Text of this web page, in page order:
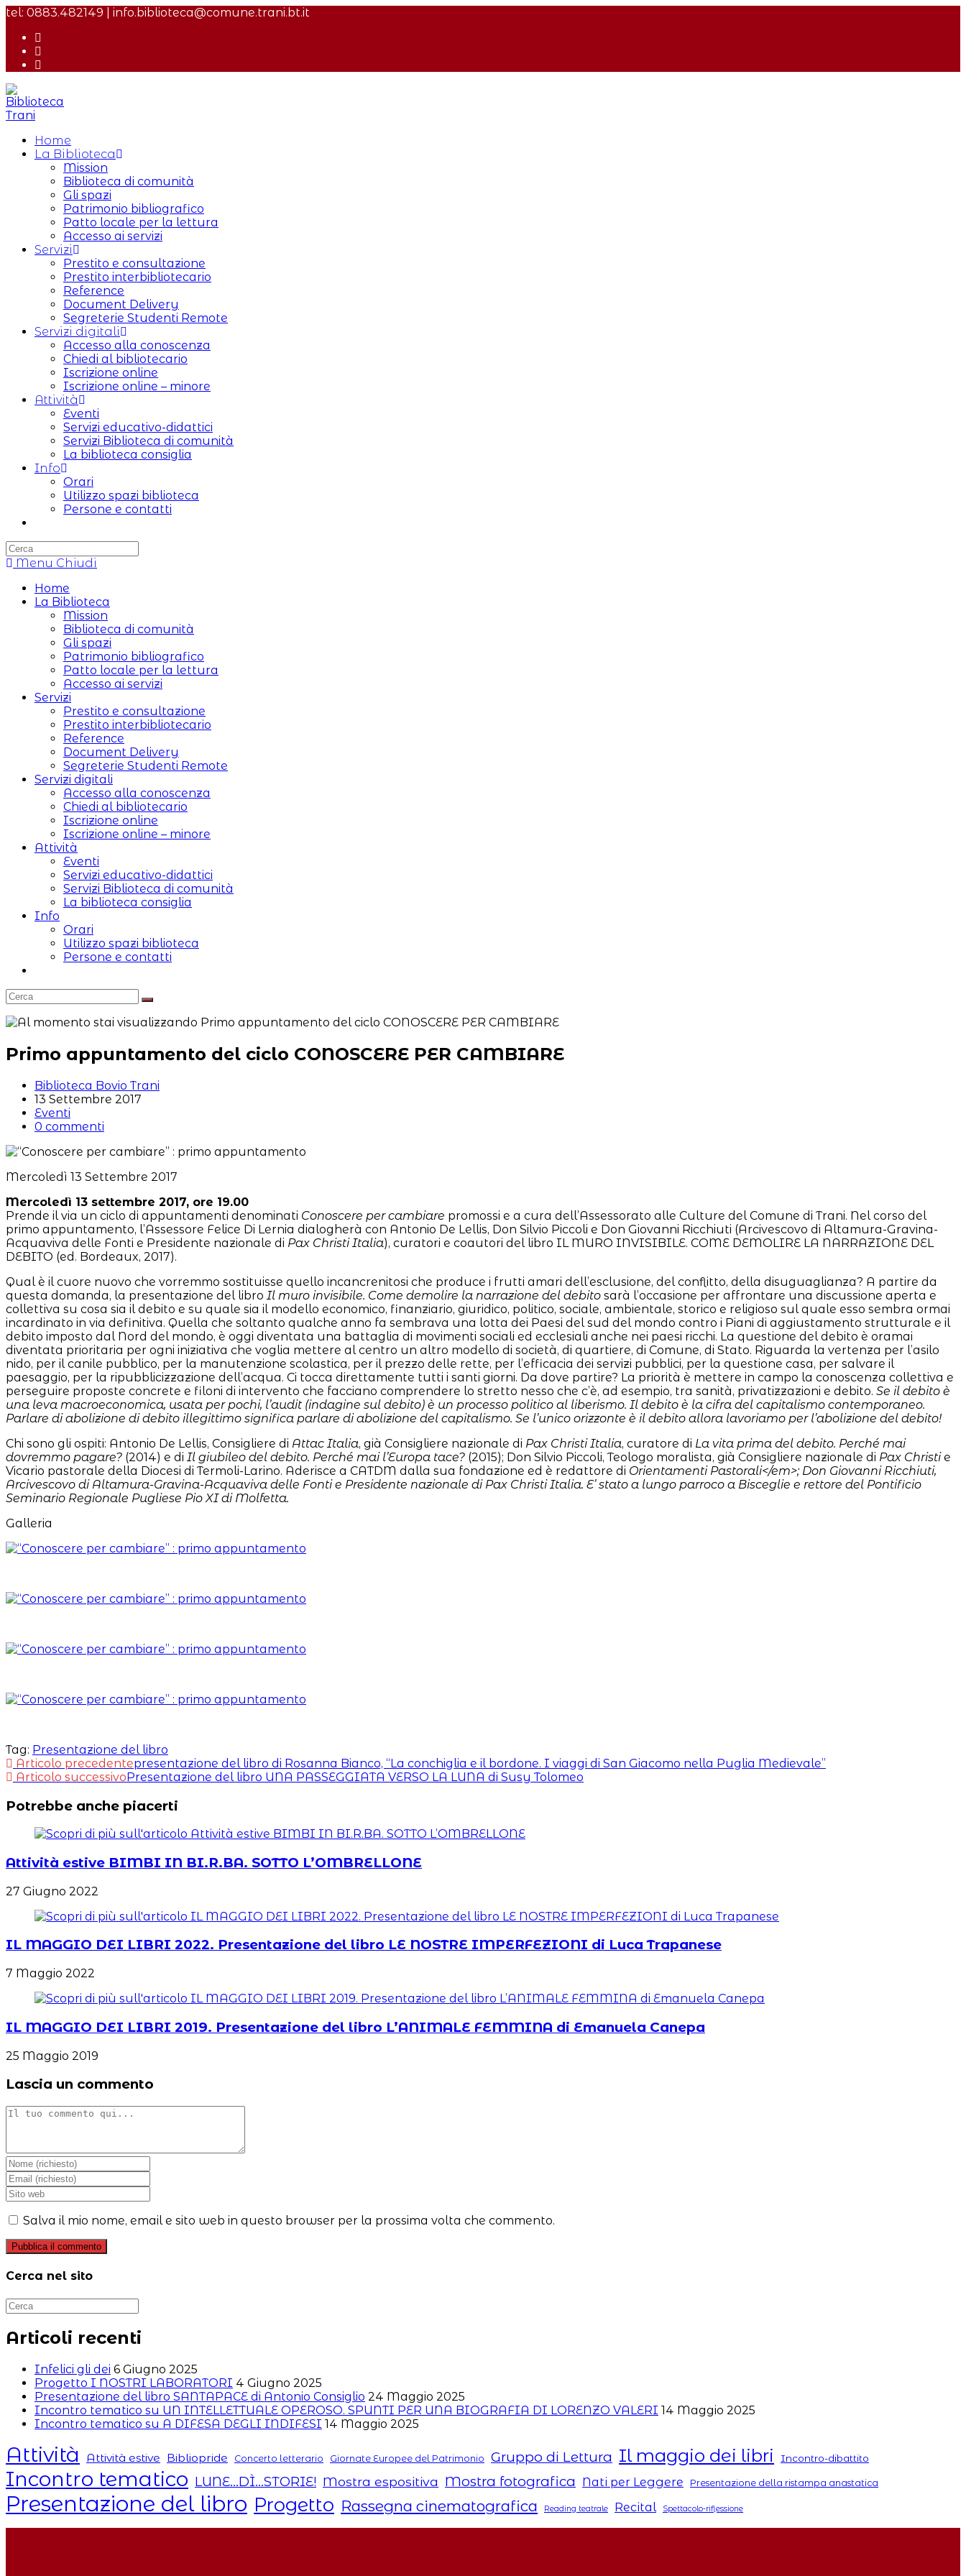
Salta
contenuto
tel: 0883.482149 | info.biblioteca@comune.trani.bt.it
Home
La Biblioteca
Mission
Biblioteca di comunità
Gli spazi
Patrimonio bibliografico
Patto locale per la lettura
Accesso ai servizi
Servizi
Prestito e consultazione
Prestito interbibliotecario
Reference
Document Delivery
Segreterie Studenti Remote
Servizi digitali
Accesso alla conoscenza
Chiedi al bibliotecario
Iscrizione online
Iscrizione online – minore
Attività
Eventi
Servizi educativo-didattici
Servizi Biblioteca di comunità
La biblioteca consiglia
Info
Orari
Utilizzo spazi biblioteca
Persone e contatti
sul
web
Menu Chiudi
Home
La Biblioteca
Mission
Biblioteca di comunità
Gli spazi
Patrimonio bibliografico
Patto locale per la lettura
Accesso ai servizi
Servizi
Prestito e consultazione
Prestito interbibliotecario
Reference
Document Delivery
Segreterie Studenti Remote
Servizi digitali
Accesso alla conoscenza
Chiedi al bibliotecario
Iscrizione online
Iscrizione online – minore
Attività
Eventi
Servizi educativo-didattici
Servizi Biblioteca di comunità
La biblioteca consiglia
Info
Orari
Utilizzo spazi biblioteca
Persone e contatti
sito
Primo appuntamento del ciclo CONOSCERE PER CAMBIARE
Autore
dell'articolo:
Biblioteca Bovio Trani
Articolo
pubblicato:
13 Settembre 2017
Categoria
dell'articolo:
Eventi
Commenti
0 commenti
Mercoledì 13 Settembre 2017
Mercoledì 13 settembre 2017, ore 19.00
Prende il via un ciclo di appuntamenti denominati Conoscere per cambiare promossi e a cura dell’Assessorato alle Culture del Comune di Trani. Nel corso del
primo appuntamento, l’Assessore Felice Di Lernia dialogherà con Antonio De Lellis, Don Silvio Piccoli e Don Giovanni Ricchiuti (Arcivescovo di Altamura-Gravina-
Acquaviva delle Fonti e Presidente nazionale di Pax Christi Italia), curatori e coautori del libro IL MURO INVISIBILE. COME DEMOLIRE LA NARRAZIONE DEL
DEBITO (ed. Bordeaux, 2017).
Qual è il cuore nuovo che vorremmo sostituisse quello incancrenitosi che produce i frutti amari dell’esclusione, del conflitto, della disuguaglianza? A partire da
questa domanda, la presentazione del libro Il muro invisibile. Come demolire la narrazione del debito sarà l’occasione per affrontare una discussione aperta e
collettiva su cosa sia il debito e su quale sia il modello economico, finanziario, giuridico, politico, sociale, ambientale, storico e religioso sul quale esso sembra ormai
incardinato in via definitiva. Quella che soltanto qualche anno fa sembrava una lotta dei Paesi del sud del mondo contro i Piani di aggiustamento strutturale e il
debito imposto dal Nord del mondo, è oggi diventata una battaglia di movimenti sociali ed ecclesiali anche nei paesi ricchi. La questione del debito è oramai
diventata prioritaria per ogni iniziativa che voglia mettere al centro un altro modello di società, di quartiere, di Comune, di Stato. Riguarda la vertenza per l’asilo
nido, per il canile pubblico, per la manutenzione scolastica, per il prezzo delle rette, per l’efficacia dei servizi pubblici, per la questione casa, per salvare il
paesaggio, per la ripubblicizzazione dell’acqua. Ci tocca direttamente tutti i santi giorni. Da dove partire? La priorità è mettere in campo la conoscenza collettiva e
perseguire proposte concrete e filoni di intervento che facciano comprendere lo stretto nesso che c’è, ad esempio, tra sanità, privatizzazioni e debito. Se il debito è
una leva macroeconomica, usata per pochi, l’audit (indagine sul debito) è un processo politico al liberismo. Il debito è la cifra del capitalismo contemporaneo.
Parlare di abolizione di debito illegittimo significa parlare di abolizione del capitalismo. Se l’unico orizzonte è il debito allora lavoriamo per l’abolizione del debito!
Chi sono gli ospiti: Antonio De Lellis, Consigliere di Attac Italia, già Consigliere nazionale di Pax Christi Italia, curatore di La vita prima del debito. Perché mai
dovremmo pagare? (2014) e di Il giubileo del debito. Perché mai l’Europa tace? (2015); Don Silvio Piccoli, Teologo moralista, già Consigliere nazionale di Pax Christie
Vicario pastorale della Diocesi di Termoli-Larino. Aderisce a CATDM dalla sua fondazione ed è redattore di Orientamenti Pastorali</em>; Don Giovanni Ricchiuti,
Arcivescovo di Altamura-Gravina-Acquaviva delle Fonti e Presidente nazionale di Pax Christi Italia. E’ stato a lungo parroco a Bisceglie e rettore del Pontificio
Seminario Regionale Pugliese Pio XIdi Molfetta.
Galleria
Tag: Presentazione del libro
Leggi
altri
articoli
Articolo precedentepresentazione del libro di Rosanna Bianco, “La conchiglia e il bordone. I viaggi di San Giacomo nella Puglia Medievale”
Articolo successivoPresentazione del libro UNA PASSEGGIATA VERSO LA LUNA di Susy Tolomeo
Potrebbe anche piacerti
Attività estive BIMBI IN BI.R.BA. SOTTO L’OMBRELLONE
27 Giugno 2022
IL MAGGIO DEI LIBRI 2022. Presentazione del libro LE NOSTRE IMPERFEZIONI di Luca Trapanese
7 Maggio 2022
IL MAGGIO DEI LIBRI 2019. Presentazione del libro L’ANIMALE FEMMINA di Emanuela Canepa
25 Maggio 2019
Lascia un commento
Commento
Inserisci
il
tuo
nome
o
utente
per
commentare
Inserisci
il
tuo
indirizzo
per
Inserisci
l'URL
del
web
Salva il mio nome, email e sito web in questo browser per la prossima volta che commento.
Cerca nel sito
Articoli recenti
Infelici gli dei 6 Giugno 2025
Progetto I NOSTRI LABORATORI 4 Giugno 2025
Presentazione del libro SANTAPACE di Antonio Consiglio 24 Maggio 2025
Incontro tematico su UN INTELLETTUALE OPEROSO. SPUNTI PER UNA BIOGRAFIA DI LORENZO VALERI 14 Maggio 2025
Incontro tematico su A DIFESA DEGLI INDIFESI 14 Maggio 2025
Attività Attività estive Bibliopride Concerto letterario Giornate Europee del Patrimonio Gruppo di Lettura Il maggio dei libri Incontro-dibattito
Incontro tematico LUNE...DÌ...STORIE! Mostra espositiva Mostra fotografica Nati per Leggere Presentazione della ristampa anastatica
Presentazione del libro Progetto Rassegna cinematografica Reading teatrale Recital Spettacolo-riflessione